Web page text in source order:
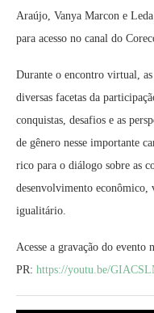
Araújo, Vanya Marcon e
para acesso no canal do
Durante o encontro virtual,
diversas facetas da
conquistas, desafios e as
de gênero nesse importante
rico para o diálogo sobre as
desenvolvimento econômico,
igualitário.
Acesse a gravação do evento
PR: https://youtu.be/